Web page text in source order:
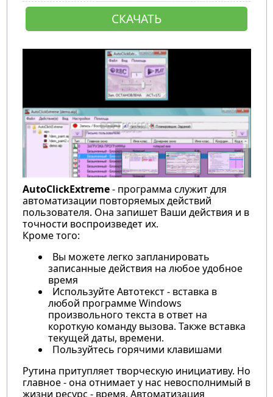
СКАЧАТЬ
AutoClickExtreme- программа служит для
автоматизации повторяемых действий
пользователя. Она запишет Ваши действия и в
точности воспроизведет их.
Кроме того:
Вы можете легко запланировать
записанные действия на любое удобное
время
Используйте Автотекст - вставка в
любой программе Windows
произвольного текста в ответ на
короткую команду вызова. Также вставка
текущей даты, времени.
Пользуйтесь горячими клавишами
Рутина притупляет творческую инициативу. Но
главное - она отнимает у нас невосполнимый в
жизни ресурс - время. Автоматизация